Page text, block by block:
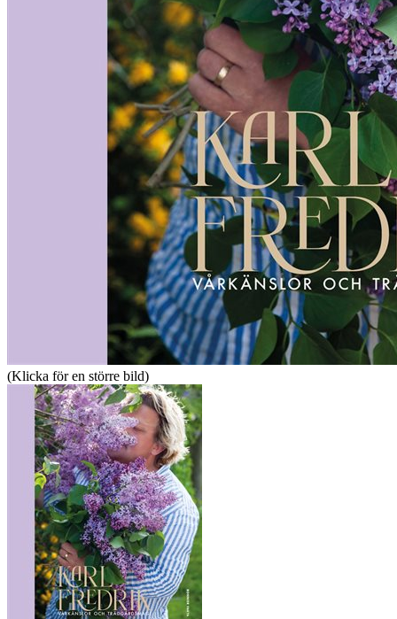
(Klicka för en större bild)